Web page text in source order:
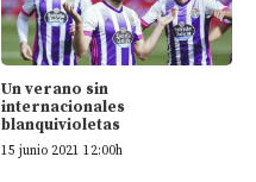
Un verano sin
internacionales
blanquivioletas
15 junio 2021 12:00h